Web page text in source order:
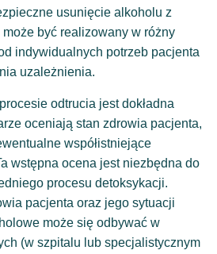
usunięcie alkoholu z
być realizowany w różny
indywidualnych potrzeb pacjenta
uzależnienia.
odtrucia jest dokładna
oceniają stan zdrowia pacjenta,
współistniejące
wstępna ocena jest niezbędna do
procesu detoksykacji.
pacjenta oraz jego sytuacji
może się odbywać w
(w szpitalu lub specjalistycznym